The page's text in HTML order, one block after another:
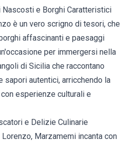
Nascosti e Borghi Caratteristici
è un vero scrigno di tesori, che
affascinanti e paesaggi
per immergersi nella
di Sicilia che raccontano
sapori autentici, arricchendo la
esperienze culturali e
e Delizie Culinarie
Marzamemi incanta con